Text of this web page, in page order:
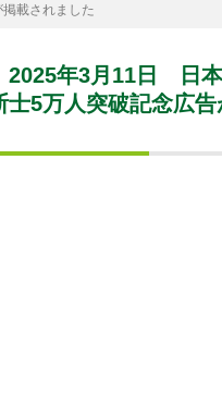
載されました
2025年3月11日 日
士5万人突破記念広